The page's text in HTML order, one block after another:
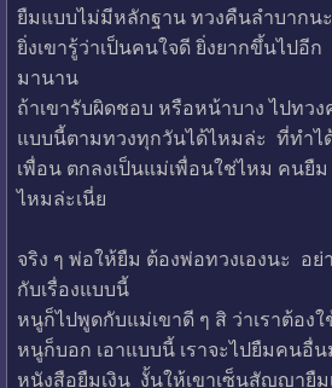
ยืมแบบไม่มีหลักฐาน ทวงคืนลำบากนะ
ยิ่งเขารู้ว่าเป็นคนใจดี ยิ่งยากขึ้นไปอีก
มานาน
ถ้าเขารับผิดชอบ หรือหน้าบาง ไปทว
แบบนี้ตามทวงทุกวันได้ไหมล่ะ ที่ทำไ
เพื่อน ตกลงเป็นแม่เพื่อนใช่ไหม คน
ไหมล่ะเนี่ย
จริง ๆ พ่อให้ยืม ต้องพ่อทวงเองนะ อย่
กับเรื่องแบบนี้
หนูก็ไปพูดกับแม่เขาดี ๆ สิ ว่าเราต้อง
หนูก็บอก เอาแบบนี้ เราจะไปยืมคนอื่น
หนังสือยืมเงิน งั้นให้เขาเซ็นสัญญายืม